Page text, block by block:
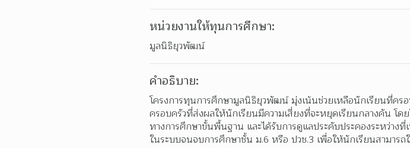
หน่วยงานให้ทุนการศึกษา:
มูลนิธิยุวพัฒน์
คำอธิบาย:
โครงการทุนการศึกษามูลนิธิยุวพัฒน์ มุ่งเน้นช่วยเหลือนักเรียนที่คร
ครอบครัวที่ส่งผลให้นักเรียนมีความเสี่ยงที่จะหยุดเรียนกลางคัน โด
ทางการศึกษาขั้นพื้นฐาน และได้รับการดูแลประคับประคองระหว่า
ในระบบจนจบการศึกษาชั้น ม.6 หรือ ปวช.3 เพื่อให้นักเรียนสามา